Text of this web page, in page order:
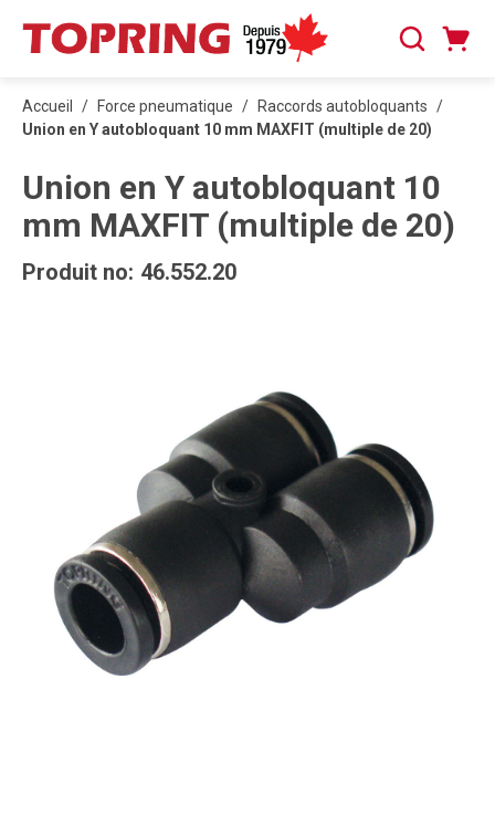
PASSER AU CONTENU PRINCIPAL
Recherche
Accueil / Force pneumatique / Raccords autobloquants /
Union en Y autobloquant 10 mm MAXFIT (multiple de 20)
Union en Y autobloquant 10
mm MAXFIT (multiple de 20)
Produit no: 46.552.20